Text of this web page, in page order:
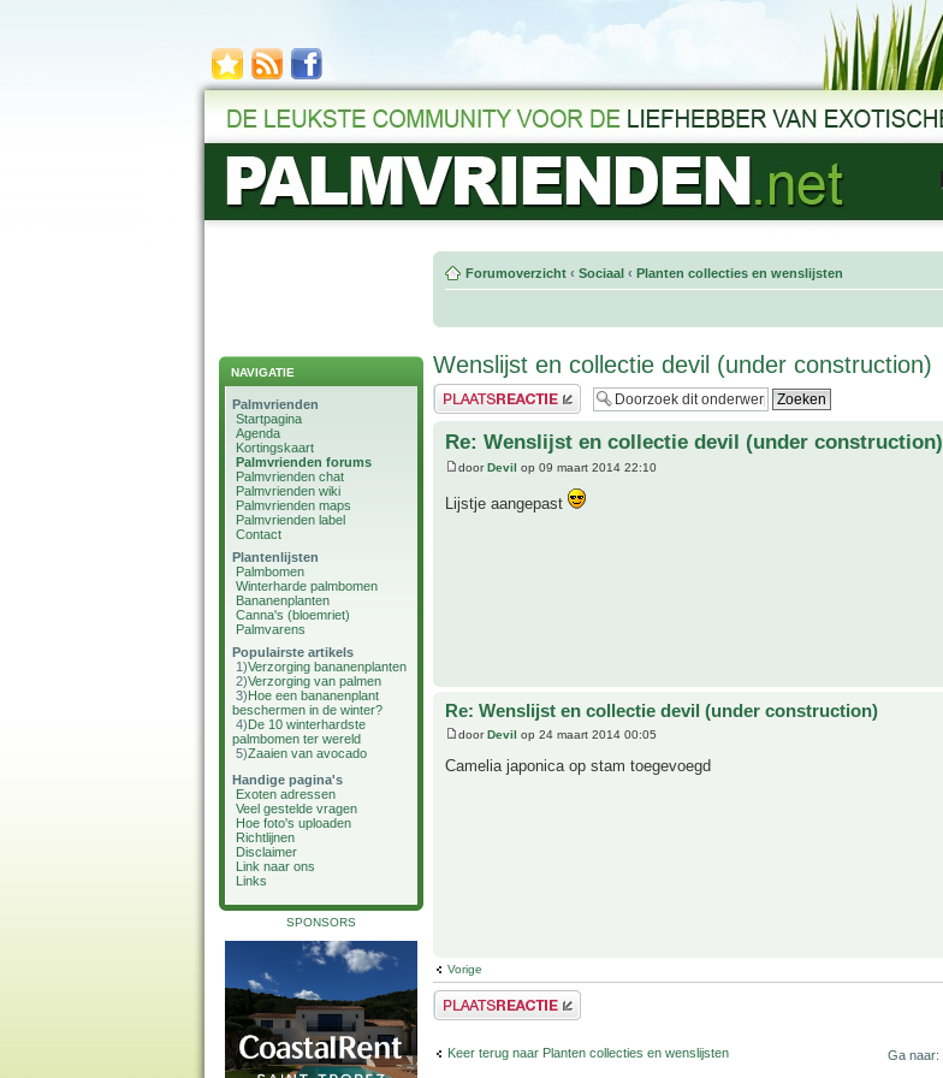
NAVIGATIE
Palmvrienden
Startpagina
Agenda
Kortingskaart
Palmvrienden forums
Palmvrienden chat
Palmvrienden wiki
Palmvrienden maps
Palmvrienden label
Contact
Plantenlijsten
Palmbomen
Winterharde palmbomen
Bananenplanten
Canna's (bloemriet)
Palmvarens
Populairste artikels
1)Verzorging bananenplanten
2)Verzorging van palmen
3)Hoe een bananenplant
beschermen in de winter?
4)De 10 winterhardste
palmbomen ter wereld
5)Zaaien van avocado
Handige pagina's
Exoten adressen
Veel gestelde vragen
Hoe foto's uploaden
Richtlijnen
Disclaimer
Link naar ons
Links
SPONSORS
Forumoverzicht ‹ Sociaal ‹ Planten collecties en wenslijsten
Wenslijst en collectie devil (under construction)
Plaats een reactie
Re: Wenslijst en collectie devil (under construction)
doorDevil op 09 maart 2014 22:10
Lijstje aangepast
Re: Wenslijst en collectie devil (under construction)
doorDevil op 24 maart 2014 00:05
Camelia japonica op stam toegevoegd
Vorige
Plaats een reactie
Keer terug naar Planten collecties en wenslijsten Ga naar: